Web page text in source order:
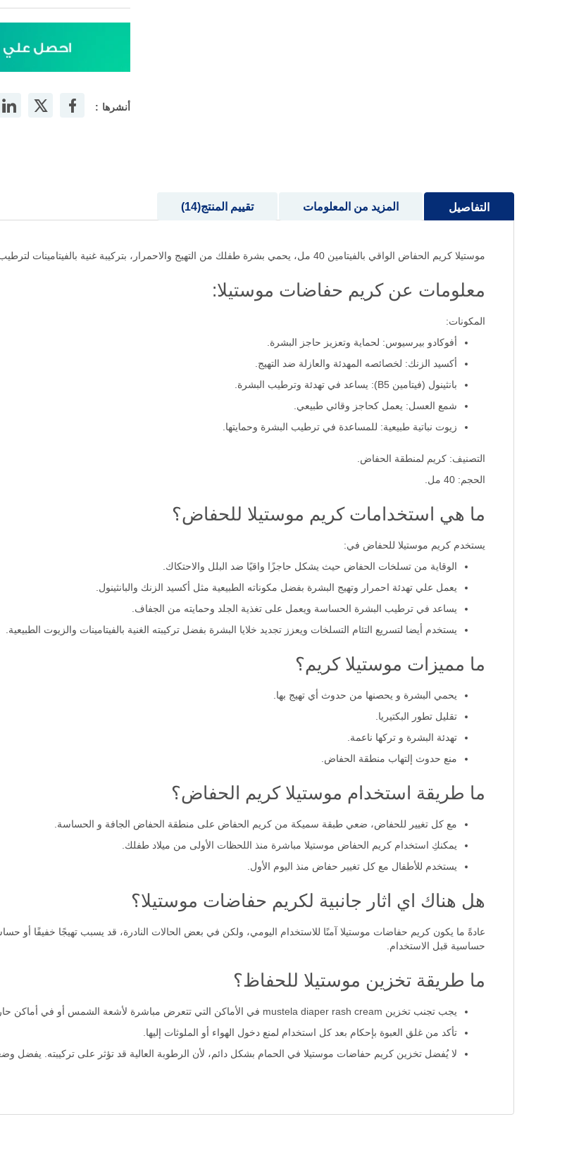
أنشرها :
التفاصيل
موستيلا كريم الحفاض الواقي بالفيتامين 40 مل، يحمي بشرة طفلك من التهيج والاحمرار، بتركيبة غنية بالفيتامينات لترطيب وراحة تدوم طويلًا.
معلومات عن كريم حفاضات موستيلا:
المكونات:
أفوكادو بيرسيوس: لحماية وتعزيز حاجز البشرة.
أكسيد الزنك: لخصائصه المهدئة والعازلة ضد التهيج.
بانثينول (فيتامين B5): يساعد في تهدئة وترطيب البشرة.
شمع العسل: يعمل كحاجز وقائي طبيعي.
زيوت نباتية طبيعية: للمساعدة في ترطيب البشرة وحمايتها.
التصنيف: كريم لمنطقة الحفاض.
الحجم: 40 مل.
ما هي استخدامات كريم موستيلا للحفاض؟
يستخدم كريم موستيلا للحفاض في:
الوقاية من تسلخات الحفاض حيث يشكل حاجزًا واقيًا ضد البلل والاحتكاك.
يعمل علي تهدئة احمرار وتهيج البشرة بفضل مكوناته الطبيعية مثل أكسيد الزنك والبانثينول.
يساعد في ترطيب البشرة الحساسة ويعمل على تغذية الجلد وحمايته من الجفاف.
يستخدم أيضا لتسريع التئام التسلخات ويعزز تجديد خلايا البشرة بفضل تركيبته الغنية بالفيتامينات والزيوت الطبيعية.
ما مميزات موستيلا كريم؟
يحمي البشرة و يحصنها من حدوث أي تهيج بها.
تقليل تطور البكتيريا.
تهدئة البشرة و تركها ناعمة.
منع حدوث إلتهاب منطقة الحفاض.
ما طريقة استخدام موستيلا كريم الحفاض؟
مع كل تغيير للحفاض، ضعي طبقة سميكة من كريم الحفاض على منطقة الحفاض الجافة و الحساسة.
يمكنكِ استخدام كريم الحفاض موستيلا مباشرة منذ اللحظات الأولى من ميلاد طفلك.
يستخدم للأطفال مع كل تغيير حفاض منذ اليوم الأول.
هل هناك اي اثار جانبية لكريم حفاضات موستيلا؟
عادةً ما يكون كريم حفاضات موستيلا آمنًا للاستخدام اليومي، ولكن في بعض الحالات النادرة، قد يسبب تهيجًا خفيفًا أو
حساسية قبل الاستخدام.
ما طريقة تخزين موستيلا للحفاظ؟
يجب تجنب تخزين mustela diaper rash cream في الأماكن التي تتعرض مباشرة لأشعة الشمس أو في أماكن حارة مثل بالقرب من النوافذ أو في السيارة.
تأكد من غلق العبوة بإحكام بعد كل استخدام لمنع دخول الهواء أو الملوثات إليها.
لا يُفضل تخزين كريم حفاضات موستيلا في الحمام بشكل دائم، لأن الرطوبة العالية قد تؤثر على تركيبته. يفضل
المزيد من المعلومات تقييم المنتج 14